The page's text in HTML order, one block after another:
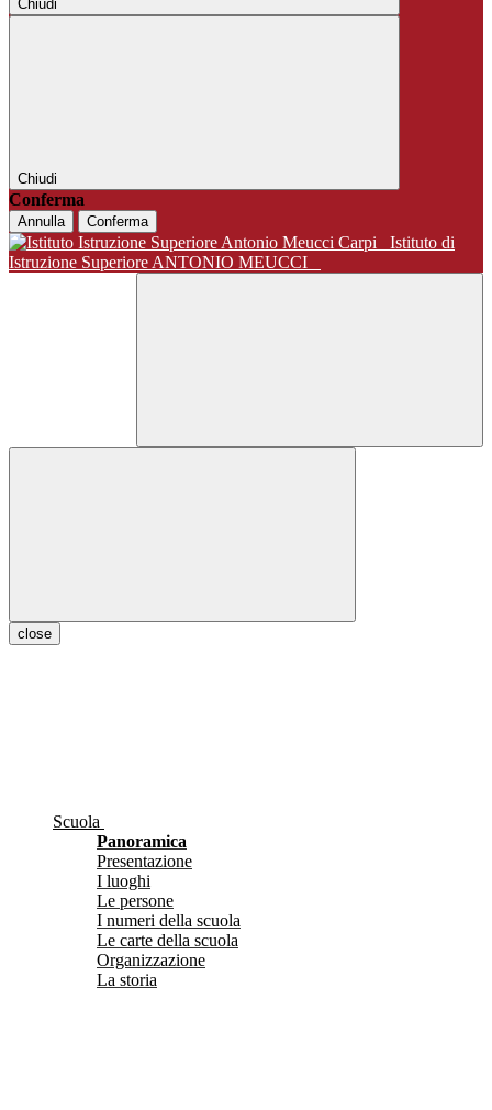
Chiudi
Chiudi
Conferma
Annulla Conferma
Istituto di
Istruzione Superiore ANTONIO MEUCCI
close
Scuola
Panoramica
Presentazione
I luoghi
Le persone
I numeri della scuola
Le carte della scuola
Organizzazione
La storia